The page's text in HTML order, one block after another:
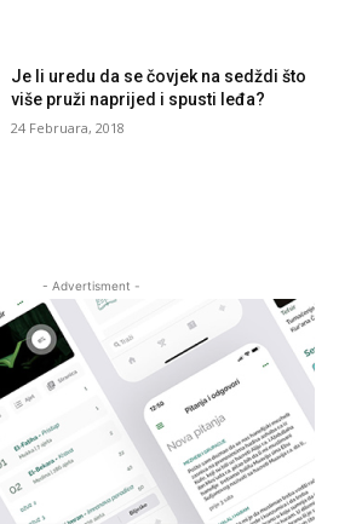
Je li uredu da se čovjek na sedždi što
više pruži naprijed i spusti leđa?
24 Februara, 2018
- Advertisment -